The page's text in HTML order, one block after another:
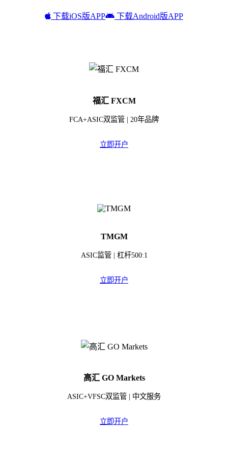
下载iOS版APP 下载Android版APP
福汇 FXCM
FCA+ASIC双监管 | 20年品牌
立即开户
TMGM
ASIC监管 | 杠杆500:1
立即开户
高汇 GO Markets
ASIC+VFSC双监管 | 中文服务
立即开户